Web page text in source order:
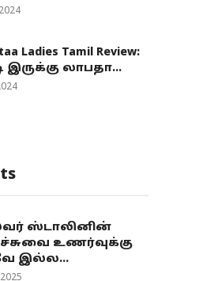
Ladies Tamil Review:
இருக்கு லாபதா...
ஸ்டாலினின்
உணர்வுக்கு
இல்ல...